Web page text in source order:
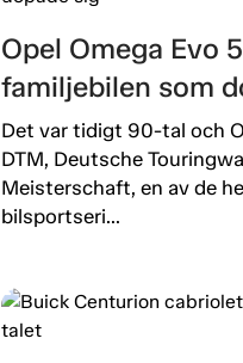
Opel Omega Evo
familjebilen som
Det var tidigt 90-tal och
DTM, Deutsche
Meisterschaft, en av de
bilsportseri...